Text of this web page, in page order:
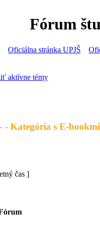
Fórum
Oficiálna stránka UPJŠ
aktívne témy
- Kategória s E-
čas ]